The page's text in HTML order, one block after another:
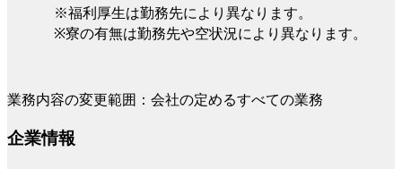
※福利厚生は勤務先により異なります。
※寮の有無は勤務先や空状況により異なります。
業務内容の変更範囲：会社の定めるすべての業務
企業情報